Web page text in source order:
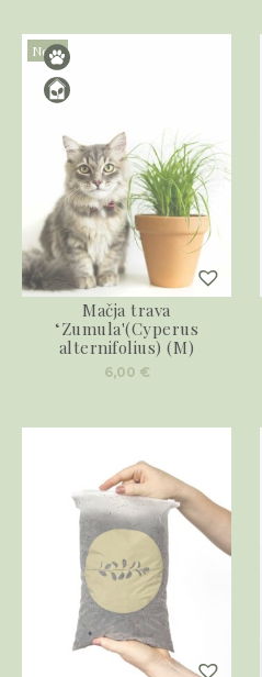
Novo
Mačja trava
‘Zumula'(Cyperus
alternifolius) (M)
6,00 €